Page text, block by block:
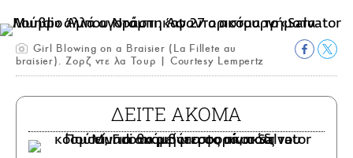
Girl Blowing on a Braisier (La Fillete au
braisier). Ζορζ ντε λα Τουρ | Courtesy Lempertz
ΔΕΙΤΕ ΑΚΟΜΑ